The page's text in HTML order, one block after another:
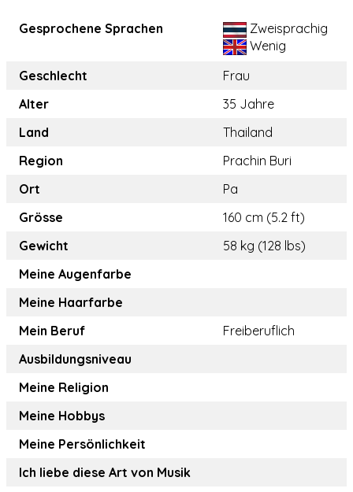
Gesprochene Sprachen
Zweisprachig
Wenig
Geschlecht
Frau
Alter
35 Jahre
Land
Thailand
Region
Prachin Buri
Ort
Pa
Grösse
160 cm (5.2 ft)
Gewicht
58 kg (128 lbs)
Meine Augenfarbe
Meine Haarfarbe
Mein Beruf
Freiberuflich
Ausbildungsniveau
Meine Religion
Meine Hobbys
Meine Persönlichkeit
Ich liebe diese Art von Musik